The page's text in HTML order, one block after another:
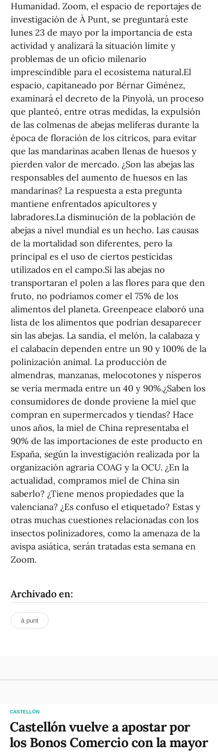
Humanidad. Zoom, el espacio de reportajes de
investigación de À Punt, se preguntará este
lunes 23 de mayo por la importancia de esta
actividad y analizará la situación límite y
problemas de un oficio milenario
imprescindible para el ecosistema natural.El
espacio, capitaneado por Bérnar Giménez,
examinará el decreto de la Pinyolà, un proceso
que planteó, entre otras medidas, la expulsión
de las colmenas de abejas melíferas durante la
época de floración de los cítricos, para evitar
que las mandarinas acaben llenas de huesos y
pierden valor de mercado. ¿Son las abejas las
responsables del aumento de huesos en las
mandarinas? La respuesta a esta pregunta
mantiene enfrentados apicultores y
labradores.La disminución de la población de
abejas a nivel mundial es un hecho. Las causas
de la mortalidad son diferentes, pero la
principal es el uso de ciertos pesticidas
utilizados en el campo.Si las abejas no
transportaran el polen a las flores para que den
fruto, no podríamos comer el 75% de los
alimentos del planeta. Greenpeace elaboró una
lista de los alimentos que podrían desaparecer
sin las abejas. La sandía, el melón, la calabaza y
el calabacín dependen entre un 90 y 100% de la
polinización animal. La producción de
almendras, manzanas, melocotones y nísperos
se vería mermada entre un 40 y 90%.¿Saben los
consumidores de donde proviene la miel que
compran en supermercados y tiendas? Hace
unos años, la miel de China representaba el
90% de las importaciones de este producto en
España, según la investigación realizada por la
organización agraria COAG y la OCU. ¿En la
actualidad, compramos miel de China sin
saberlo? ¿Tiene menos propiedades que la
valenciana? ¿Es confuso el etiquetado? Estas y
otras muchas cuestiones relacionadas con los
insectos polinizadores, como la amenaza de la
avispa asiática, serán tratadas esta semana en
Zoom.
Archivado en:
à punt
CASTELLÓN
Castellón vuelve a apostar por
los Bonos Comercio con la mayor